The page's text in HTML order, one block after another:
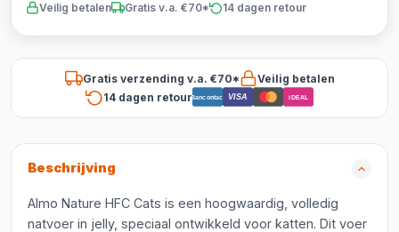
Veilig betalen Gratis v.a. €70* 14 dagen retour
Gratis verzending v.a. €70*
Veilig betalen
14 dagen retourBancontact VISA iDEAL
Beschrijving
Almo Nature HFC Cats is een hoogwaardig, volledig
natvoer in jelly, speciaal ontwikkeld voor katten. Dit voer